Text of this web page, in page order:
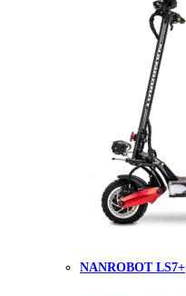
NANROBOT LS7+